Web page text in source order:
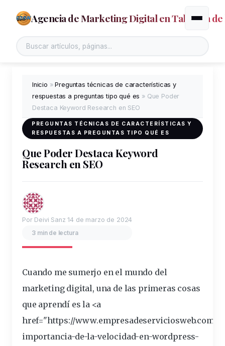
Agencia de Marketing Digital en Talavera de
Alternar
Inicio »Preguntas técnicas de características y
respuestas a preguntas tipo qué es » Que Poder
Destaca Keyword Research en SEO
PREGUNTAS TÉCNICAS DE CARACTERÍSTICAS Y
RESPUESTAS A PREGUNTAS TIPO QUÉ ES
Que Poder Destaca Keyword
Research en SEO
Por Deivi Sanz 14 de marzo de 2024
3 min de lectura
Cuando me sumerjo en el mundo del
marketing digital, una de las primeras cosas
que aprendí es la <a
href="https://www.empresadeserviciosweb.com/
importancia-de-la-velocidad-en-wordpress-